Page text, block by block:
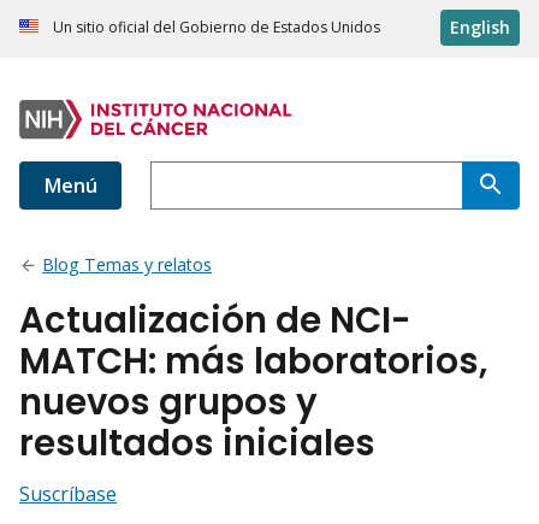
Un sitio oficial del Gobierno de Estados Unidos English
Menú
Blog Temas y relatos
Actualización de NCI-
MATCH: más laboratorios,
nuevos grupos y
resultados iniciales
Suscríbase